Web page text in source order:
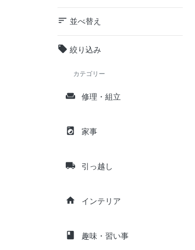
sort 並べ替え
local_offer 絞り込み
カテゴリー
weekend 修理・組立
local_laundry_service 家事
local_shipping 引っ越し
home インテリア
class 趣味・習い事